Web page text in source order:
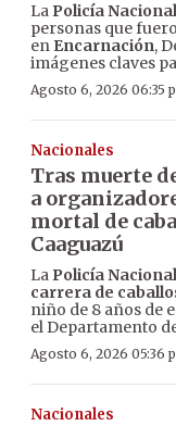
La Policía Nacional
personas que
en Encarnación,
imágenes claves
Agosto 6, 2026 06:35
Nacionales
Tras muerte
a
mortal de
Caaguazú
La Policía Nacional
carrera de
niño de 8 años de
el Departamento
Agosto 6, 2026 05:36
Nacionales